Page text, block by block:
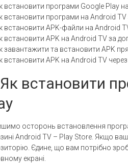
встановити програми Google Play
встановити програми на Android
встановити APK-файли на Android
встановити APK на Android TV за
завантажити та встановити APK
встановити APK на Android TV через
встановити
осторонь встановлення
Android TV – Play Store. Якщо
Єдине, що вам потрібно
екрані.